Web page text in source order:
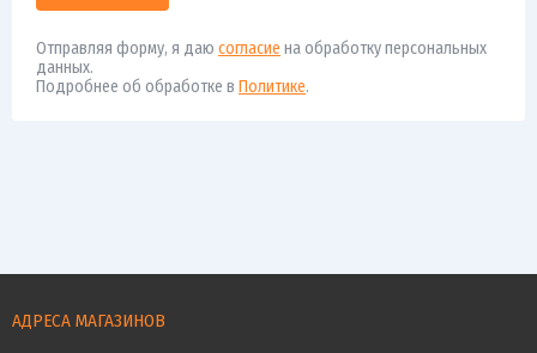
Отправляя форму, я даю согласие на обработку персональных
данных.
Подробнее об обработке в Политике.
АДРЕСА МАГАЗИНОВ